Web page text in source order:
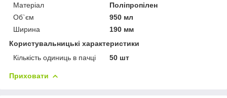
Матеріал
Поліпропілен
Об`єм
950 мл
Ширина
190 мм
Користувальницькі характеристики
Кількість одиниць в пачці
50 шт
Приховати